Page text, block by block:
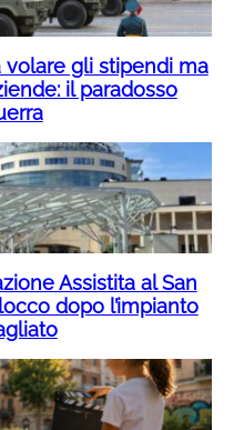
volare gli stipendi ma
il paradosso
Assistita al San
dopo l’impianto